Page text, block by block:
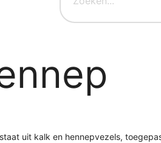
uit kalk en hennepvezels,